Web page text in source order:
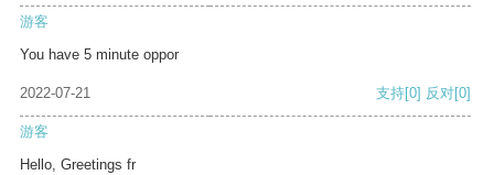
游客
You have 5 minute oppor
2022-07-21 支持[0] 反对[0]
游客
Hello, Greetings fr